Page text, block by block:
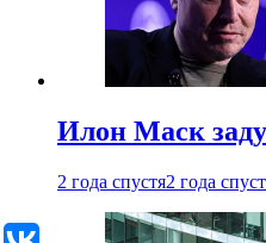
Илон Маск
2 года спустя2 года